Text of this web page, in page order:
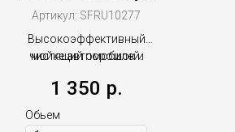
порошок для
бесконтактной
предварительной
очистки
Артикул: SFRU10277
Высокоэффективный
чистящий порошок и
мойке автомобилей.
1 350 р.
Обьем